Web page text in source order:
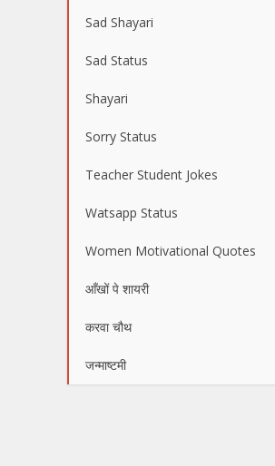
Sad Shayari
Sad Status
Shayari
Sorry Status
Teacher Student Jokes
Watsapp Status
Women Motivational Quotes
आँखों पे शायरी
करवा चौथ
जन्माष्टमी